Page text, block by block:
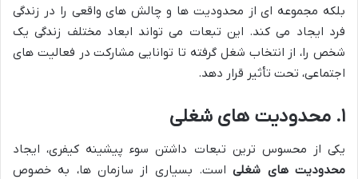
بلکه مجموعه ای از محدودیت ها و چالش های واقعی را در زندگی
فرد ایجاد می کند. این تبعات می تواند ابعاد مختلف زندگی یک
شخص را، از انتخاب شغل گرفته تا توانایی مشارکت در فعالیت های
اجتماعی، تحت تأثیر قرار دهد.
۱. محدودیت های شغلی
یکی از محسوس ترین تبعات داشتن سوء پیشینه کیفری، ایجاد
محدودیت های شغلیاست. بسیاری از سازمان ها، به خصوص